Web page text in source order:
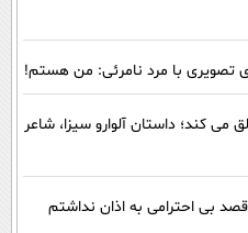
تصویری با مرد نامرئی: من هستم!
هنوز خلق می کند؛ داستان آلوارو سیزا، شاعر
بی احترامی به اذان نداشتم